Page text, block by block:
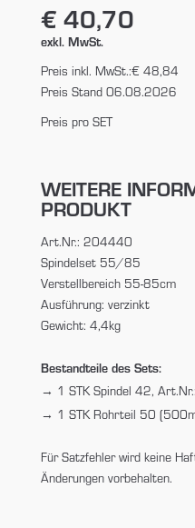
€ 40,70
exkl. MwSt.
Preis inkl. MwSt.:€ 48,84
Preis Stand 06.08.2026
Preis pro SET
WEITERE
PRODUKT
Art.Nr.: 204440
Spindelset 55/85
Verstellbereich 55-85cm
Ausführung: verzinkt
Gewicht: 4,4kg
Bestandteile des Sets:
1 STK Spindel 42,
1 STK Rohrteil 50
Für Satzfehler wird keine
Änderungen vorbehalten.